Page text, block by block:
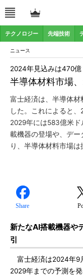
テクノロジー 先端技術
ニュース
半導体材料市場
2024年見込みは470億
富士経済は、半導体材
した。これによると
2029年には583億米
載機器の登場や、デー
り、半導体材料市場は
Share
新たなAI搭載機器や
引
富士経済は2024年9
2029年までの予測を